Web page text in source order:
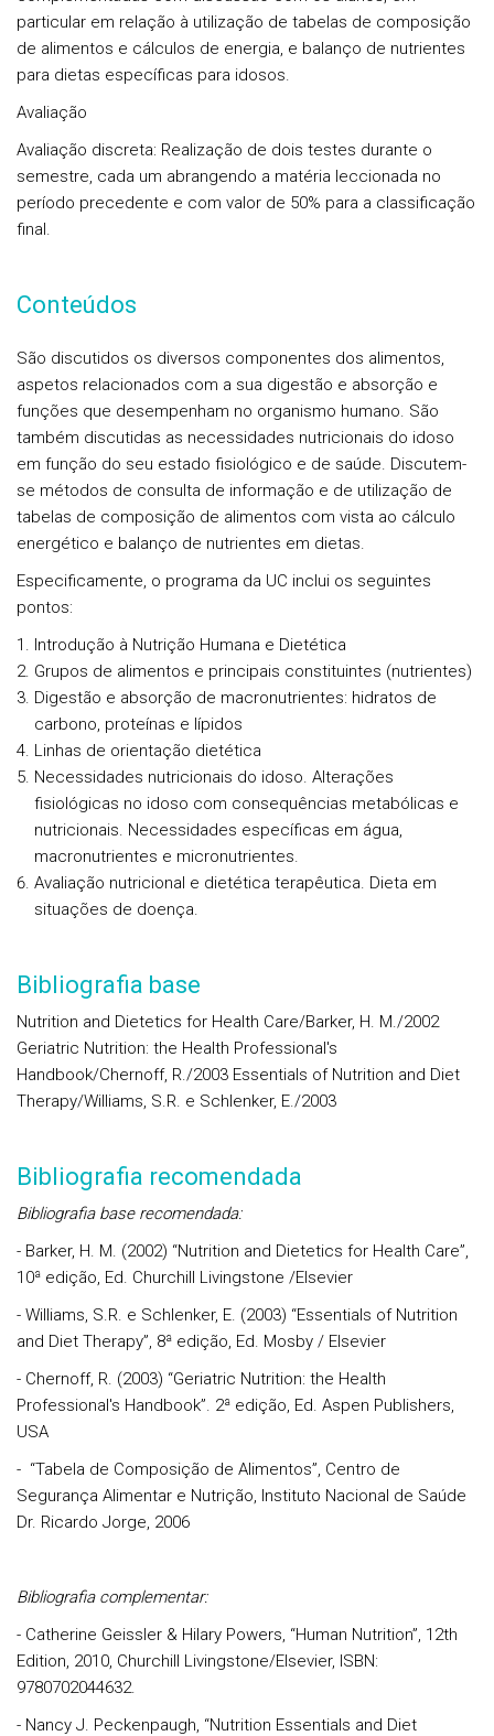
particular em relação à utilização de tabelas de composição
de alimentos e cálculos de energia, e balanço de nutrientes
para dietas específicas para idosos.
Avaliação
Avaliação discreta: Realização de dois testes durante o
semestre, cada um abrangendo a matéria leccionada no
período precedente e com valor de 50% para a classificação
final.
Conteúdos
São discutidos os diversos componentes dos alimentos,
aspetos relacionados com a sua digestão e absorção e
funções que desempenham no organismo humano. São
também discutidas as necessidades nutricionais do idoso
em função do seu estado fisiológico e de saúde. Discutem-
se métodos de consulta de informação e de utilização de
tabelas de composição de alimentos com vista ao cálculo
energético e balanço de nutrientes em dietas.
Especificamente, o programa da UC inclui os seguintes
pontos:
Introdução à Nutrição Humana e Dietética
Grupos de alimentos e principais constituintes (nutrientes)
Digestão e absorção de macronutrientes: hidratos de
carbono, proteínas e lípidos
Linhas de orientação dietética
Necessidades nutricionais do idoso. Alterações
fisiológicas no idoso com consequências metabólicas e
nutricionais. Necessidades específicas em água,
macronutrientes e micronutrientes.
Avaliação nutricional e dietética terapêutica. Dieta em
situações de doença.
Bibliografia base
Nutrition and Dietetics for Health Care/Barker, H. M./2002
Geriatric Nutrition: the Health Professional's
Handbook/Chernoff, R./2003 Essentials of Nutrition and Diet
Therapy/Williams, S.R. e Schlenker, E./2003
Bibliografia recomendada
Bibliografia base recomendada:
- Barker, H. M. (2002) “Nutrition and Dietetics for Health Care”,
10ª edição, Ed. Churchill Livingstone /Elsevier
- Williams, S.R. e Schlenker, E. (2003) “Essentials of Nutrition
and Diet Therapy”, 8ª edição, Ed. Mosby / Elsevier
- Chernoff, R. (2003) “Geriatric Nutrition: the Health
Professional's Handbook”. 2ª edição, Ed. Aspen Publishers,
USA
- “Tabela de Composição de Alimentos”, Centro de
Segurança Alimentar e Nutrição, Instituto Nacional de Saúde
Dr. Ricardo Jorge, 2006
Bibliografia complementar:
- Catherine Geissler & Hilary Powers, “Human Nutrition”, 12th
Edition, 2010, Churchill Livingstone/Elsevier, ISBN:
9780702044632.
- Nancy J. Peckenpaugh, “Nutrition Essentials and Diet